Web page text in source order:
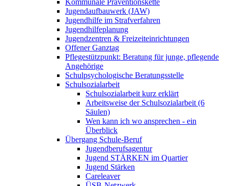
Kommunale Präventionskette
Jugendaufbauwerk (JAW)
Jugendhilfe im Strafverfahren
Jugendhilfeplanung
Jugendzentren & Freizeiteinrichtungen
Offener Ganztag
Pflegestützpunkt: Beratung für junge, pflegende
Angehörige
Schulpsychologische Beratungsstelle
Schulsozialarbeit
Schulsozialarbeit kurz erklärt
Arbeitsweise der Schulsozialarbeit (6
Säulen)
Wen kann ich wo ansprechen - ein
Überblick
Übergang Schule-Beruf
Jugendberufsagentur
Jugend STÄRKEN im Quartier
Jugend Stärken
Careleaver